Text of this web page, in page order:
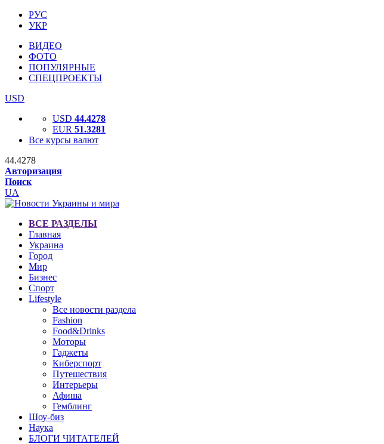
РУС
УКР
ВИДЕО
ФОТО
ПОПУЛЯРНЫЕ
СПЕЦПРОЕКТЫ
USD
USD 44.4278
EUR 51.3281
Все курсы валют
44.4278
Авторизация
Поиск
UA
ВСЕ РАЗДЕЛЫ
Главная
Украина
Город
Мир
Бизнес
Спорт
Lifestyle
Все новости раздела
Fashion
Food&Drinks
Моторы
Гаджеты
Киберспорт
Путешествия
Интерьеры
Афиша
Гемблинг
Шоу-биз
Наука
БЛОГИ ЧИТАТЕЛЕЙ